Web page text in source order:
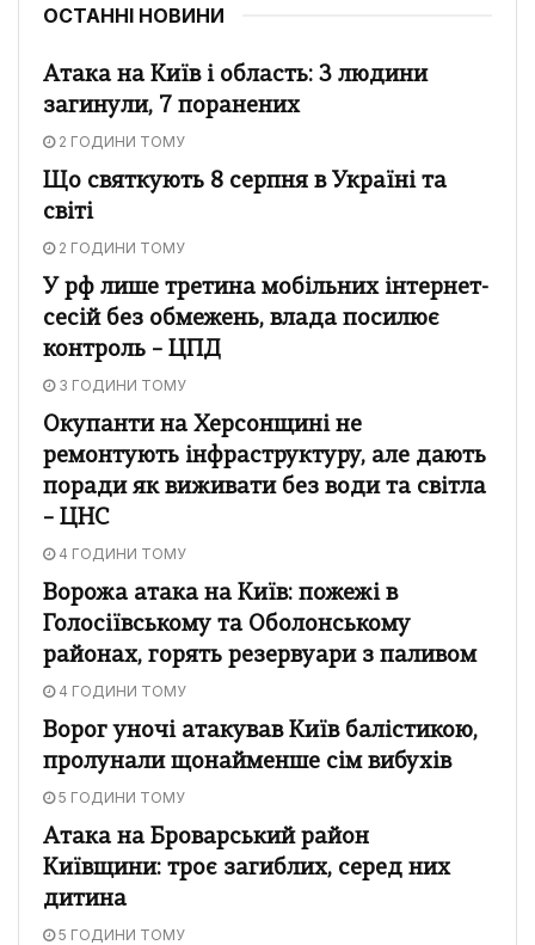
ОСТАННІ НОВИНИ
Атака на Київ і область: 3 людини
загинули, 7 поранених
2 ГОДИНИ ТОМУ
Що святкують 8 серпня в Україні та
світі
2 ГОДИНИ ТОМУ
У рф лише третина мобільних інтернет-
сесій без обмежень, влада посилює
контроль – ЦПД
3 ГОДИНИ ТОМУ
Окупанти на Херсонщині не
ремонтують інфраструктуру, але дають
поради як виживати без води та світла
– ЦНС
4 ГОДИНИ ТОМУ
Ворожа атака на Київ: пожежі в
Голосіївському та Оболонському
районах, горять резервуари з паливом
4 ГОДИНИ ТОМУ
Ворог уночі атакував Київ балістикою,
пролунали щонайменше сім вибухів
5 ГОДИНИ ТОМУ
Атака на Броварський район
Київщини: троє загиблих, серед них
дитина
5 ГОДИНИ ТОМУ